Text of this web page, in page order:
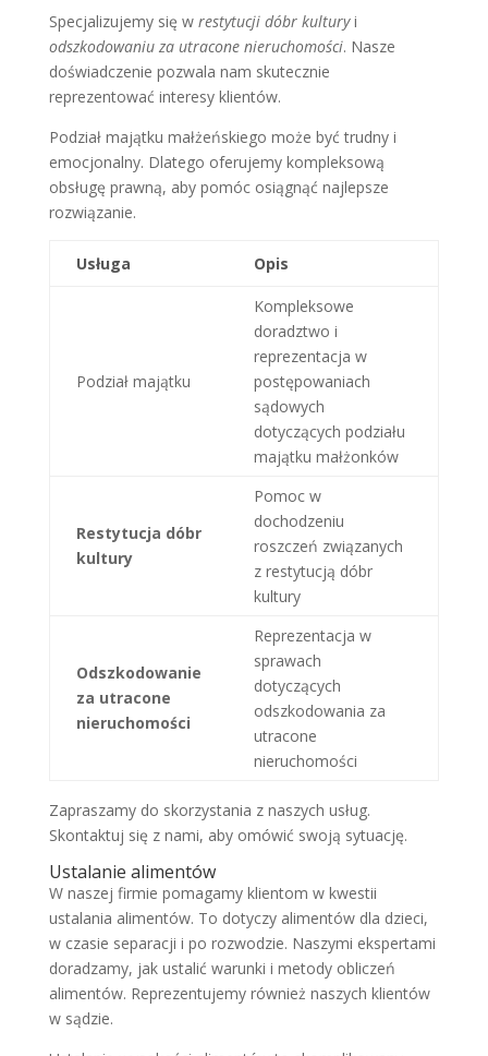
Specjalizujemy się w restytucji dóbr kulturyi
odszkodowaniu za utracone nieruchomości. Nasze
doświadczenie pozwala nam skutecznie
reprezentować interesy klientów.
Podział majątku małżeńskiego może być trudny i
emocjonalny. Dlatego oferujemy kompleksową
obsługę prawną, aby pomóc osiągnąć najlepsze
rozwiązanie.
Usługa Opis
Podział majątku
Kompleksowe
doradztwo i
reprezentacja w
postępowaniach
sądowych
dotyczących podziału
majątku małżonków
Restytucja dóbr
kultury
Pomoc w
dochodzeniu
roszczeń związanych
z restytucją dóbr
kultury
Odszkodowanie
za utracone
nieruchomości
Reprezentacja w
sprawach
dotyczących
odszkodowania za
utracone
nieruchomości
Zapraszamy do skorzystania z naszych usług.
Skontaktuj się z nami, aby omówić swoją sytuację.
Ustalanie alimentów
W naszej firmie pomagamy klientom w kwestii
ustalania alimentów. To dotyczy alimentów dla dzieci,
w czasie separacji i po rozwodzie. Naszymi ekspertami
doradzamy, jak ustalić warunki i metody obliczeń
alimentów. Reprezentujemy również naszych klientów
w sądzie.